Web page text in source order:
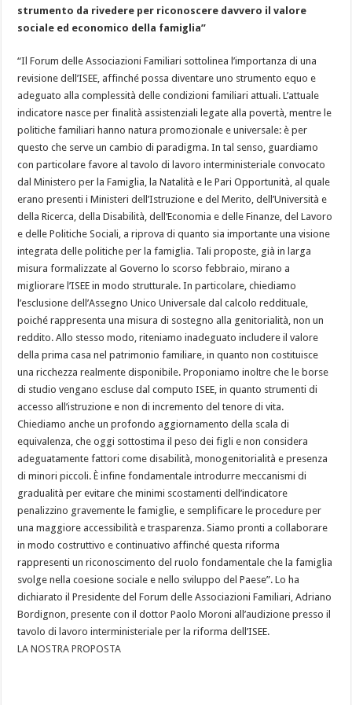
strumento da rivedere per riconoscere davvero il valore
sociale ed economico della famiglia”
“Il Forum delle Associazioni Familiari sottolinea l’importanza di una
revisione dell’ISEE, affinché possa diventare uno strumento equo e
adeguato alla complessità delle condizioni familiari attuali. L’attuale
indicatore nasce per finalità assistenziali legate alla povertà, mentre le
politiche familiari hanno natura promozionale e universale: è per
questo che serve un cambio di paradigma. In tal senso, guardiamo
con particolare favore al tavolo di lavoro interministeriale convocato
dal Ministero per la Famiglia, la Natalità e le Pari Opportunità, al quale
erano presenti i Ministeri dell’Istruzione e del Merito, dell’Università e
della Ricerca, della Disabilità, dell’Economia e delle Finanze, del Lavoro
e delle Politiche Sociali, a riprova di quanto sia importante una visione
integrata delle politiche per la famiglia. Tali proposte, già in larga
misura formalizzate al Governo lo scorso febbraio, mirano a
migliorare l’ISEE in modo strutturale. In particolare, chiediamo
l’esclusione dell’Assegno Unico Universale dal calcolo reddituale,
poiché rappresenta una misura di sostegno alla genitorialità, non un
reddito. Allo stesso modo, riteniamo inadeguato includere il valore
della prima casa nel patrimonio familiare, in quanto non costituisce
una ricchezza realmente disponibile. Proponiamo inoltre che le borse
di studio vengano escluse dal computo ISEE, in quanto strumenti di
accesso all’istruzione e non di incremento del tenore di vita.
Chiediamo anche un profondo aggiornamento della scala di
equivalenza, che oggi sottostima il peso dei figli e non considera
adeguatamente fattori come disabilità, monogenitorialità e presenza
di minori piccoli. È infine fondamentale introdurre meccanismi di
gradualità per evitare che minimi scostamenti dell’indicatore
penalizzino gravemente le famiglie, e semplificare le procedure per
una maggiore accessibilità e trasparenza. Siamo pronti a collaborare
in modo costruttivo e continuativo affinché questa riforma
rappresenti un riconoscimento del ruolo fondamentale che la famiglia
svolge nella coesione sociale e nello sviluppo del Paese”. Lo ha
dichiarato il Presidente del Forum delle Associazioni Familiari, Adriano
Bordignon, presente con il dottor Paolo Moroni all’audizione presso il
tavolo di lavoro interministeriale per la riforma dell’ISEE.
LA NOSTRA PROPOSTA